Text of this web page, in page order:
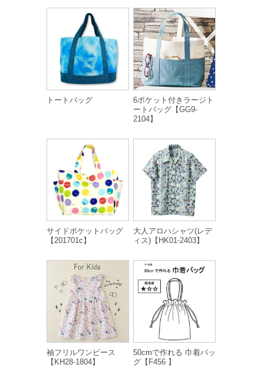
トートバッグ
6ポケット付きラージト
ートバッグ【GG9-
2104】
サイドポケットバッグ
【201701c】
大人アロハシャツ(レデ
ィス)【HK01-2403】
袖フリルワンピース
【KH28-1804】
50cmで作れる 巾着バッ
グ【F456 】